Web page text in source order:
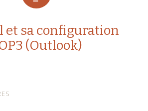
et sa configuration
(Outlook)